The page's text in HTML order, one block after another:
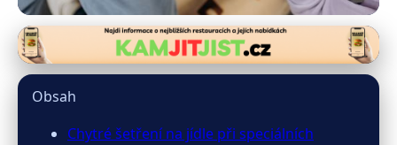
jimelevne.cz
Úspory na Jídle Při Speciálních
Obsah
Chytré šetření na jídle při speciálních